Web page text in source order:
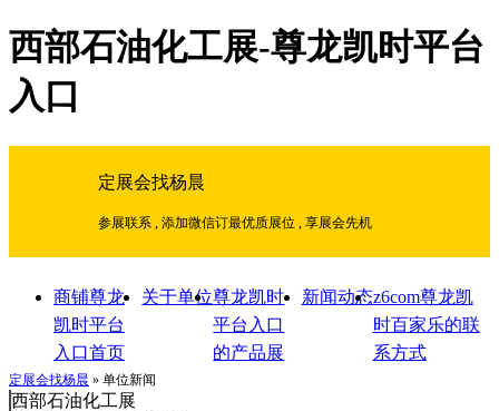
西部石油化工展-尊龙凯时平台
入口
定展会找杨晨
参展联系 , 添加微信订最优质展位 , 享展会先机
商铺尊龙
凯时平台
入口首页
关于单位尊龙凯时
平台入口
的产品展
新闻动态z6com尊龙凯
时百家乐的联
系方式
定展会找杨晨 » 单位新闻
西部石油化工展